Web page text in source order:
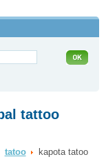
tattoo
tatoo
kapota tatoo